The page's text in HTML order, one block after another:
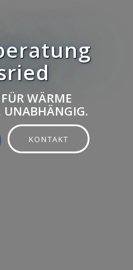
WÄRME
UNABHÄNGIG.
KONTAKT